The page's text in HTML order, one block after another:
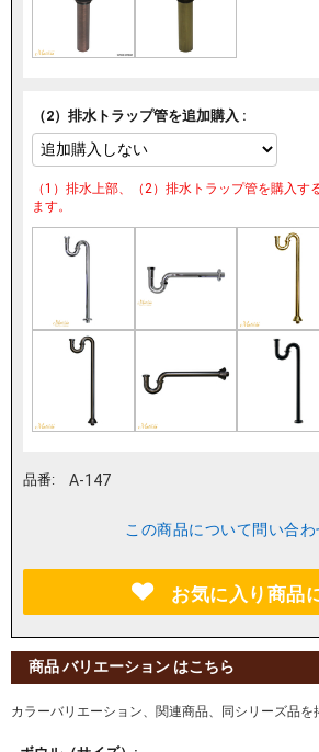
（2）排水トラップ管を追加購入 :
（1）排水上部、（2）排水トラップ管を購入す
ます。
品番: A-147
この商品について問い合わ
お気に入り商品
商品 バリエーション はこちら
カラーバリエーション、関連商品、同シリーズ品を